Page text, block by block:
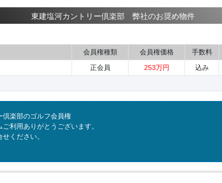
東建塩河カントリー倶楽部 弊社のお奨め物件
会員権種類 会員権価格
手数料
正会員 253万円
込み
倶楽部のゴルフ会員権
利用ありがとうございます。
ください。